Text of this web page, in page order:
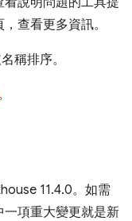
，查看更多資訊。
稱排序。
11.4.0。如需
一項重大變更就是新